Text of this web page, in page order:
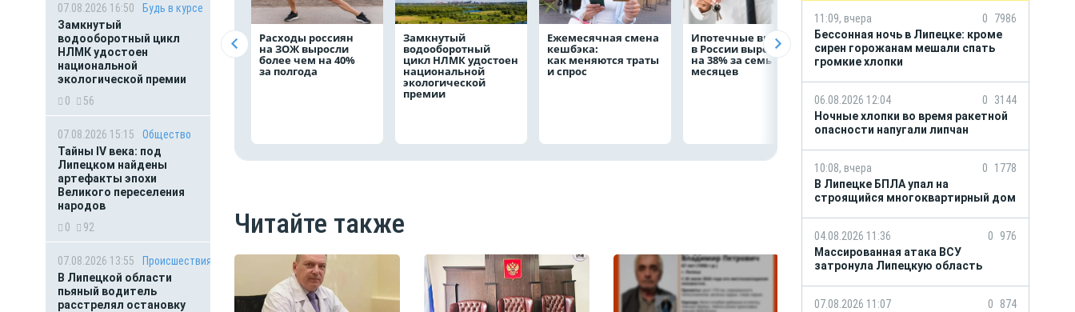
07.08.2026 16:50
Будь в курсе
Замкнутый
водооборотный цикл
НЛМК удостоен
национальной
экологической премии
0
56
07.08.2026 15:15
Общество
Тайны IV века: под
Липецком найдены
артефакты эпохи
Великого переселения
народов
0
92
07.08.2026 13:55
Происшествия
В Липецкой области
пьяный водитель
расстрелял остановку
Расходы россиян
на ЗОЖ выросли
более чем на 40%
за полгода
Замкнутый
водооборотный
цикл НЛМК удостоен
национальной
экологической
премии
Ежемесячная смена
кешбэка:
как меняются траты
и спрос
Ипотечные выдачи
в России выросли
на 38% за семь
месяцев
На доброе дело:
НЛМК окажет
помощь детям по
благотворительного
марафона
Объем продаж
кредитов
Читайте также
11:09, вчера 0
7986
Бессонная ночь в Липецке: кроме
сирен горожанам мешали спать
громкие хлопки
06.08.2026 12:04 0
3144
Ночные хлопки во время ракетной
опасности напугали липчан
10:08, вчера 0
1778
В Липецке БПЛА упал на
строящийся многоквартирный дом
04.08.2026 11:36 0
976
Массированная атака ВСУ
затронула Липецкую область
07.08.2026 11:07 0
874